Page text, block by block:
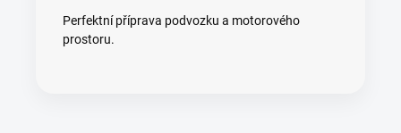
Perfektní příprava podvozku a motorového
prostoru.